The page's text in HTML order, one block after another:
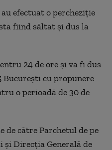
efectuat o percheziţie
fiind săltat şi dus la
24 de ore şi va fi dus
Bucureşti cu propunere
o perioadă de 30 de
de către Parchetul de pe
Direcţia Generală de